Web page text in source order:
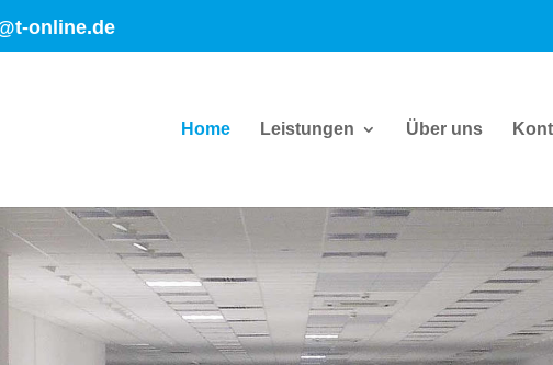
online.de
Home Leistungen Über uns